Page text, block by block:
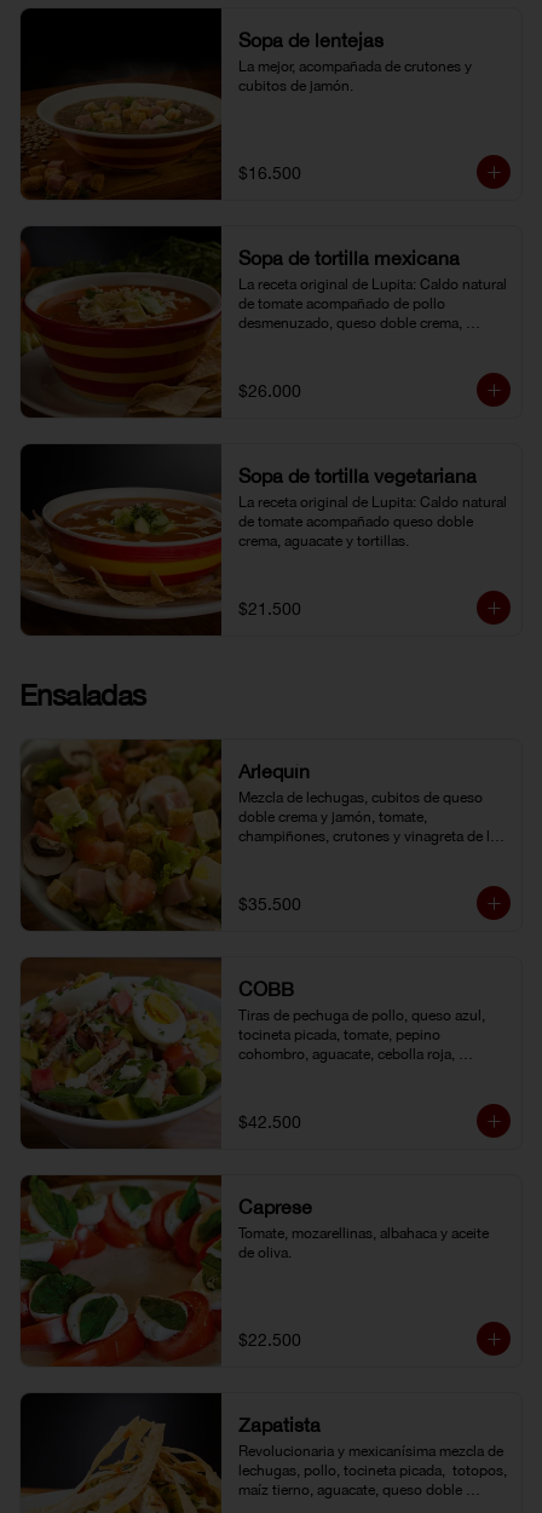
Sopa de lentejas
La mejor, acompañada de crutones y
cubitos de jamón.
$16.500
Sopa de tortilla mexicana
La receta original de Lupita: Caldo natural
de tomate acompañado de pollo
desmenuzado, queso doble crema,
$26.000
Sopa de tortilla vegetariana
La receta original de Lupita: Caldo natural
de tomate acompañado queso doble
crema, aguacate y tortillas.
$21.500
Ensaladas
Arlequín
Mezcla de lechugas, cubitos de queso
doble crema y jamón, tomate,
champiñones, crutones y vinagreta de la
$35.500
COBB
Tiras de pechuga de pollo, queso azul,
tocineta picada, tomate, pepino
cohombro, aguacate, cebolla roja,
$42.500
Caprese
Tomate, mozarellinas, albahaca y aceite
de oliva.
$22.500
Zapatista
Revolucionaria y mexicanísima mezcla de
lechugas, pollo, tocineta picada,  totopos,
maíz tierno, aguacate, queso doble